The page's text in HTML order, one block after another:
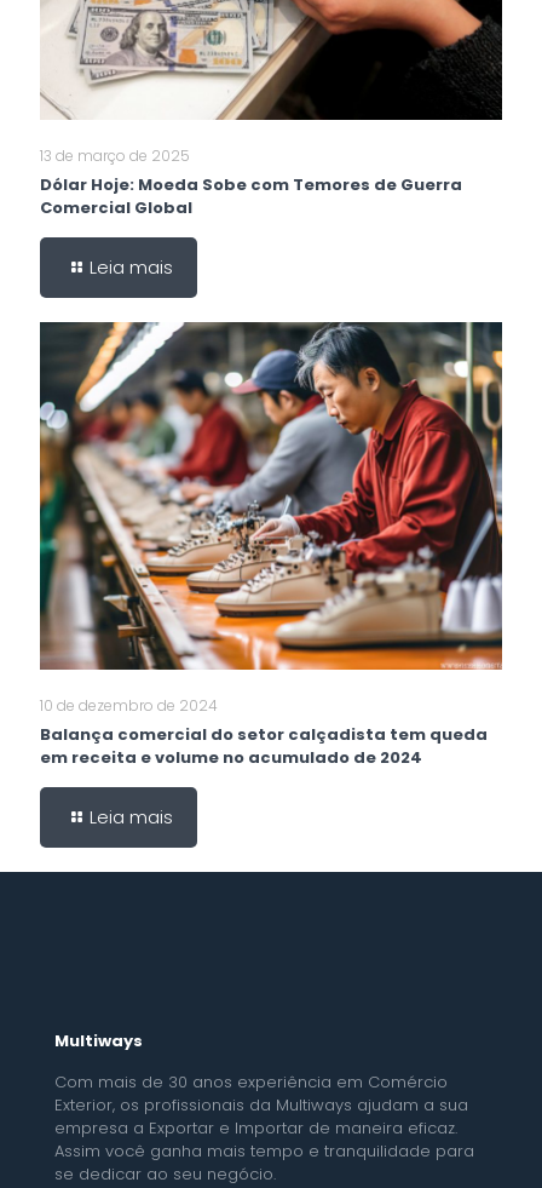
13 de março de 2025
Dólar Hoje: Moeda Sobe com Temores de Guerra
Comercial Global
Leia mais
10 de dezembro de 2024
Balança comercial do setor calçadista tem queda
em receita e volume no acumulado de 2024
Leia mais
Multiways
Com mais de 30 anos experiência em Comércio
Exterior, os profissionais da Multiways ajudam a sua
empresa a Exportar e Importar de maneira eficaz.
Assim você ganha mais tempo e tranquilidade para
se dedicar ao seu negócio.